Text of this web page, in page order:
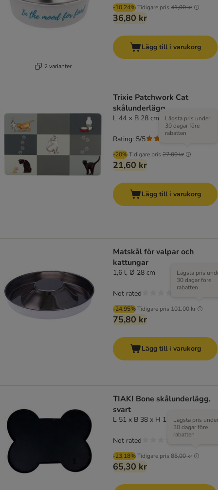
2 varianter
-10.24%Tidigare pris 41,00 kr
36,80 kr
Lägg till i varukorg
Trixie Patchwork Cat
skålunderlägg
L 44 × B 28 cm
-20%Tidigare pris 27,00 kr
Lägsta pris under
30 dagar före
rabatten
21,60 kr
Rating: 5/5
Lägg till i varukorg
Matskål för valpar och
kattungar
1,6 l, Ø 28 cm
-24.95%Tidigare pris 101,00 kr
Lägsta pris
30 dagar före
rabatten
75,80 kr
Not rated
Lägg till i varukorg
TIAKI Bone skålunderlägg,
svart
L 51 x B 38 x H 1 cm
-23.18%Tidigare pris 85,00 kr
Lägsta pris under
30 dagar före
rabatten
65,30 kr
Not rated